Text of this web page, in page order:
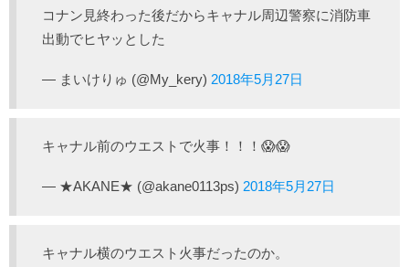
コナン見終わった後だからキャナル周辺警察に消防車
出動でヒヤッとした
— まいけりゅ (@My_kery) 2018年5月27日
キャナル前のウエストで火事！！！😱😱
— ★AKANE★ (@akane0113ps) 2018年5月27日
キャナル横のウエスト火事だったのか。